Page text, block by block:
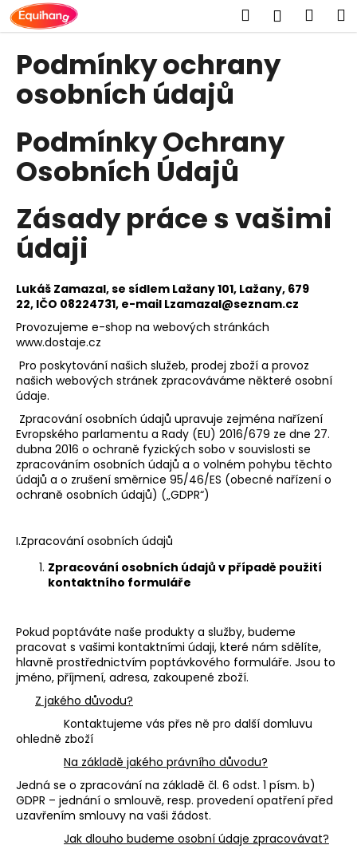
Přejít
na
obsah
Hledat
Podmínky ochrany
osobních údajů
Podmínky Ochrany
Osobních Údajů
Zásady práce s vašimi
údaji
Lukáš Zamazal,se sídlem Lažany 101, Lažany, 679
22, IČO 08224731, e-mail Lzamazal@seznam.cz
Provozujeme e-shop na webových stránkách
www.dostaje.cz
Pro poskytování našich služeb, prodej zboží a provoz
našich webových stránek zpracováváme některé osobní
údaje.
Zpracování osobních údajů upravuje zejména nařízení
Evropského parlamentu a Rady (EU) 2016/679 ze dne 27.
dubna 2016 o ochraně fyzických sobo v souvislosti se
zpracováním osobních údajů a o volném pohybu těchto
údajů a o zrušení směrnice 95/46/ES (obecné nařízení o
ochraně osobních údajů) („GDPR“)
I.Zpracování osobních údajů
Zpracování osobních údajů v případě použití
kontaktního formuláře
Pokud poptáváte naše produkty a služby, budeme
pracovat s vašimi kontaktními údaji, které nám sdělíte,
hlavně prostřednictvím poptávkového formuláře. Jsou to
jméno, příjmení, adresa, zakoupené zboží.
Z jakého důvodu?
Kontaktujeme vás přes ně pro další domluvu
ohledně zboží
Na základě jakého právního důvodu?
Jedná se o zpracování na základě čl. 6 odst. 1 písm. b)
GDPR – jednání o smlouvě, resp. provedení opatření před
uzavřením smlouvy na vaši žádost.
Jak dlouho budeme osobní údaje zpracovávat?
K
o
C
o
p
o
t
e
b
u
e
t
e
n
a
j
í
t
?
HLEDAT
o
p
o
r
u
m
e